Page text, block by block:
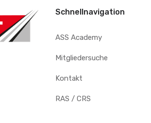
Schnellnavigation
ASS Academy
Mitgliedersuche
Kontakt
RAS / CRS